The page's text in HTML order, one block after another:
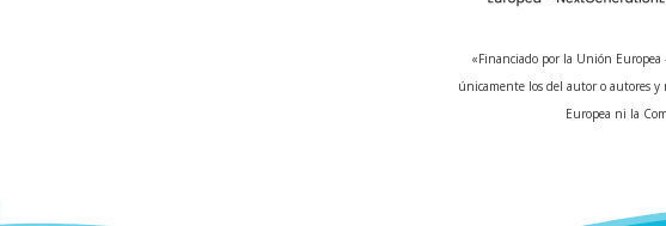
«Financiado por la Unión Europea
únicamente los del autor o autores
Europea ni la